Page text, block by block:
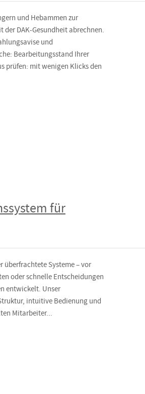
und Hebammen zur
der DAK-Gesundheit abrechnen.
und
Bearbeitungsstand Ihrer
prüfen: mit wenigen Klicks den
für
Systeme – vor
oder schnelle Entscheidungen
entwickelt. Unser
intuitive Bedienung und
Mitarbeiter...